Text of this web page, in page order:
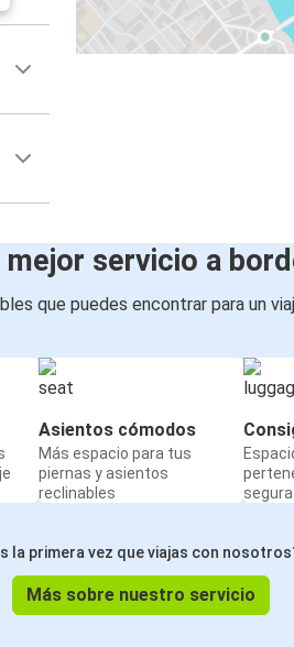
mejor servicio a
que puedes encontrar para un
Asientos cómodos
Más espacio para tus
piernas y asientos
reclinables
segura
la primera vez que viajas con
Más sobre nuestro servicio